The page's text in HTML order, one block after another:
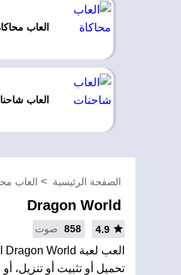
العاب
العاب
الصفحة الرئيسية العاب
Dragon World
4.9
858 صوت
تحميل أو تثبيت أو تنزيل،